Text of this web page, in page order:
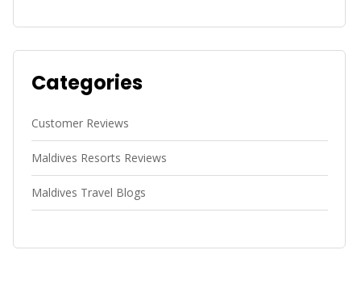
Categories
Customer Reviews
Maldives Resorts Reviews
Maldives Travel Blogs